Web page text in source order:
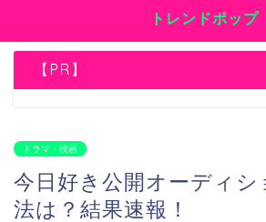
トレンドポップ
【PR】
ドラマ・映画
今日好き公開オーディシ
法は？結果速報！